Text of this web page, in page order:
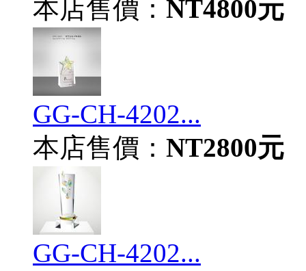
本店售價： NT4800元
GG-CH-4202...
本店售價： NT2800元
GG-CH-4202...